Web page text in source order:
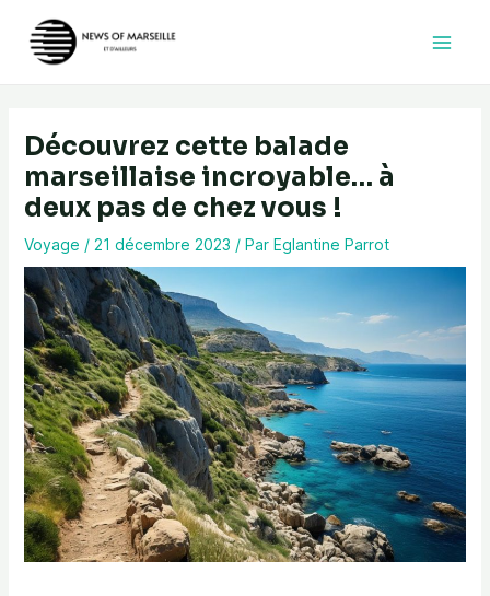
contenu
Découvrez cette balade
marseillaise incroyable… à
deux pas de chez vous !
Voyage / 21 décembre 2023 / Par Eglantine Parrot